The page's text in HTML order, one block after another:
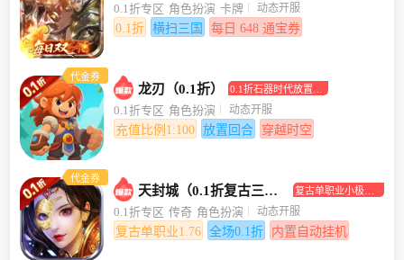
0.1折专区 角色扮演 卡牌 动态开服
0.1折 横扫三国 每日 648 通宝券
代金券
龙刃（0.1折）
0.1折石器时代放置回
合挂机手游
0.1折专区 角色扮演 动态开服
充值比例1:100 放置回合 穿越时空
代金券
天封城（0.1折复古三职业）
复古单职业小极品
传奇手游
0.1折专区 传奇 角色扮演 动态开服
复古单职业1.76 全场0.1折 内置自动挂机